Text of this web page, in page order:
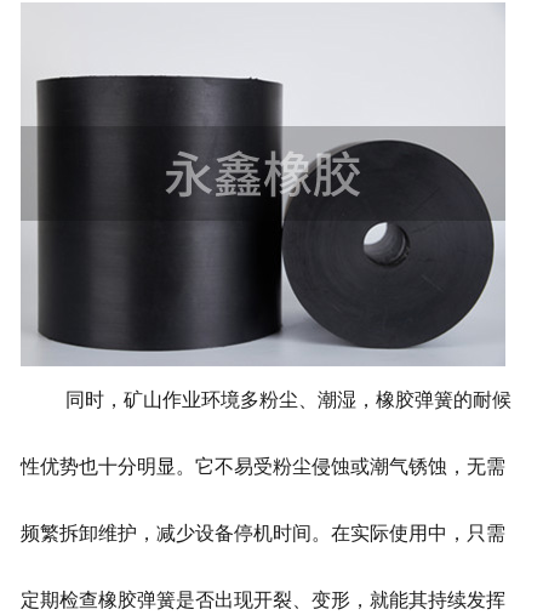
同时，矿山作业环境多粉尘、潮湿，橡胶弹簧的耐候
性优势也十分明显。它不易受粉尘侵蚀或潮气锈蚀，无需
频繁拆卸维护，减少设备停机时间。在实际使用中，只需
定期检查橡胶弹簧是否出现开裂、变形，就能其持续发挥